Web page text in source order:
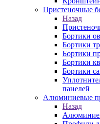
Пристеночные
Назад
Бортики
Бортики
Бортики
Бортики
Бортики
панелей
Алюминиевые
Назад